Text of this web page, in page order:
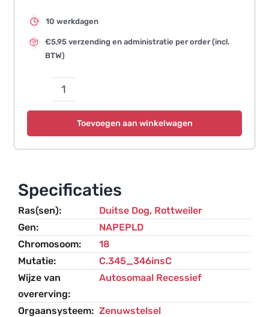
10 werkdagen
€5,95 verzending en administratie per order (incl.
BTW)
Leukoencefalomyelopathie
(LEMP)
Duitse
Dog
Toevoegen aan winkelwagen
Specificaties
Ras(sen) Duitse Dog, Rottweiler
Gen
NAPEPLD
Chromosoom
18
Mutatie
C.345_346insC
Wijze van
overerving
Autosomaal Recessief
Orgaansysteem
Zenuwstelsel